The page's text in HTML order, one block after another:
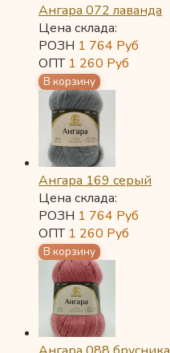
Ангара 072 лаванда
Цена склада:
РОЗН 1 764 Руб
ОПТ 1 260 Руб
Ангара 169 серый
Цена склада:
РОЗН 1 764 Руб
ОПТ 1 260 Руб